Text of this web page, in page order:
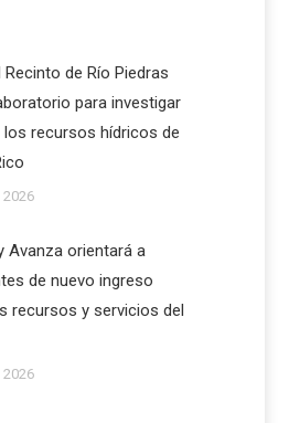
Recinto de Río Piedras
para investigar
los recursos hídricos de
Avanza orientará a
de nuevo ingreso
recursos y servicios del